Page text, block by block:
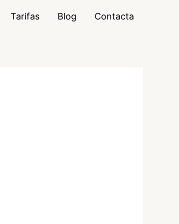
Tarifas Blog Contacta